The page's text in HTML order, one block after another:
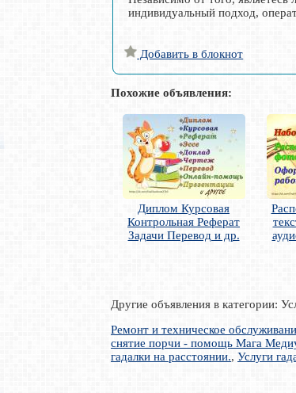
индивидуальный подход,
Добавить в блокнот
Похожие объявления:
Диплом Курсовая
Контрольная Реферат
Задачи Перевод и др.
Другие объявления в категории:
Ремонт и техническое
снятие порчи - помощь Мага
гадалки на расстоянии., Услуги